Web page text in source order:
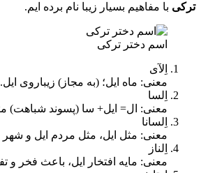
ترکی با مفاهیم بسیار زیبا نام برده ایم.
اسم دختر ترکی
اِلآی
معنی: ماه ایل؛ (به مجاز) زیباروی ایل.
اِلسا
معنی: ال= ایل+ سا (پسوند شباهت)
اِلسانا
معنی: مثل ایل، مثل مردم ایل و
اِلناز
معنی: مایه افتخار ایل، باعث فخر